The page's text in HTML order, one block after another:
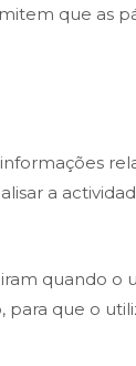
que as
a
quando o
para que o